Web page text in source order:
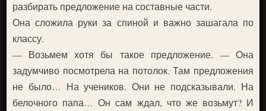
разбирать предложение на составные части.
Она сложила руки за спиной и важно зашагала по
классу.
— Возьмем хотя бы такое предложение. — Она
задумчиво посмотрела на потолок. Там предложения
не было… На учеников. Они не подсказывали. На
белочного папа… Он сам ждал, что же возьмут? И